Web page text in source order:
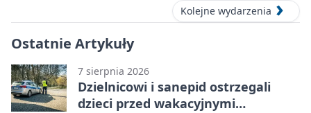
Kolejne wydarzenia
Ostatnie Artykuły
7 sierpnia 2026
Dzielnicowi i sanepid ostrzegali
dzieci przed wakacyjnymi